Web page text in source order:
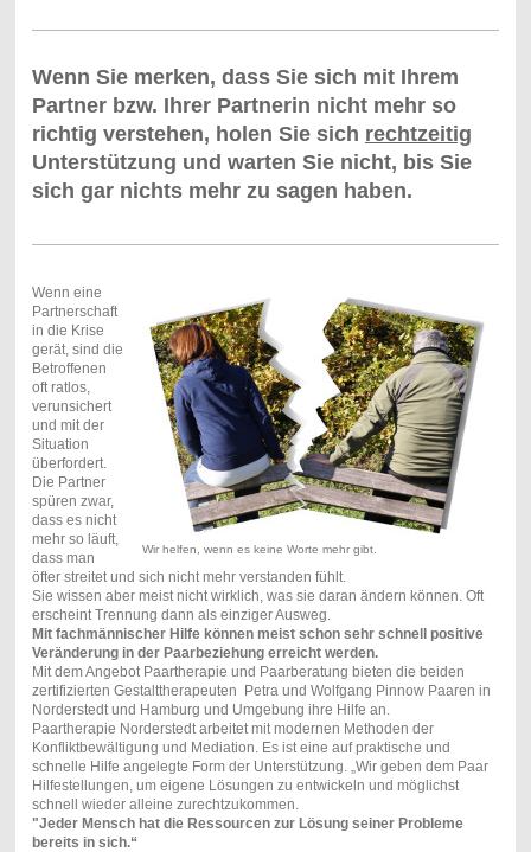
Wenn Sie merken, dass Sie sich mit Ihrem
Partner bzw. Ihrer Partnerin nicht mehr so
richtig verstehen, holen Sie sich rechtzeitig
Unterstützung und warten Sie nicht, bis Sie
sich gar nichts mehr zu sagen haben.
Wir helfen, wenn es keine Worte mehr gibt.
Wenn eine
Partnerschaft
in die Krise
gerät, sind die
Betroffenen
oft ratlos,
verunsichert
und mit der
Situation
überfordert.
Die Partner
spüren zwar,
dass es nicht
mehr so läuft,
dass man
öfter streitet und sich nicht mehr verstanden fühlt.
Sie wissen aber meist nicht wirklich, was sie daran ändern können. Oft
erscheint Trennung dann als einziger Ausweg.
Mit fachmännischer Hilfe können meist schon sehr schnell positive
Veränderung in der Paarbeziehung erreicht werden.
Mit dem Angebot Paartherapie und Paarberatung bieten die beiden
zertifizierten Gestalttherapeuten Petra und Wolfgang Pinnow Paaren in
Norderstedt und Hamburg und Umgebung ihre Hilfe an.
Paartherapie Norderstedt arbeitet mit modernen Methoden der
Konfliktbewältigung und Mediation. Es ist eine auf praktische und
schnelle Hilfe angelegte Form der Unterstützung. „Wir geben dem Paar
Hilfestellungen, um eigene Lösungen zu entwickeln und möglichst
schnell wieder alleine zurechtzukommen.
"Jeder Mensch hat die Ressourcen zur Lösung seiner Probleme
bereits in sich.“